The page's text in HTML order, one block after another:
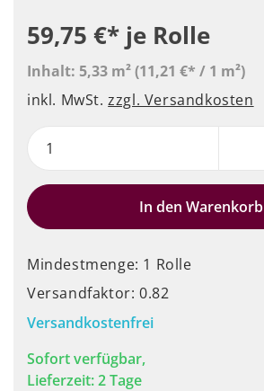
59,75 €* je Rolle
Inhalt: 5,33 m²(11,21 €* / 1 m²)
inkl. MwSt.zzgl. Versandkosten
In den Warenkorb
Mindestmenge: 1 Rolle
Versandfaktor: 0.82
Versandkostenfrei
Sofort verfügbar,
Lieferzeit: 2 Tage